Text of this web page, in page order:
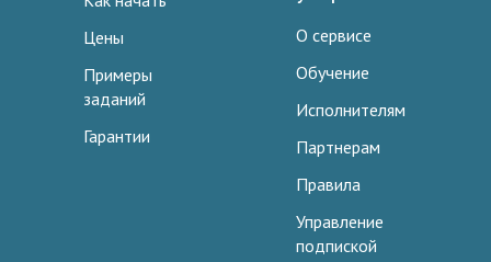
Цены
Примеры
заданий
Гарантии
О сервисе
Обучение
Исполнителям
Партнерам
Правила
Управление
подпиской